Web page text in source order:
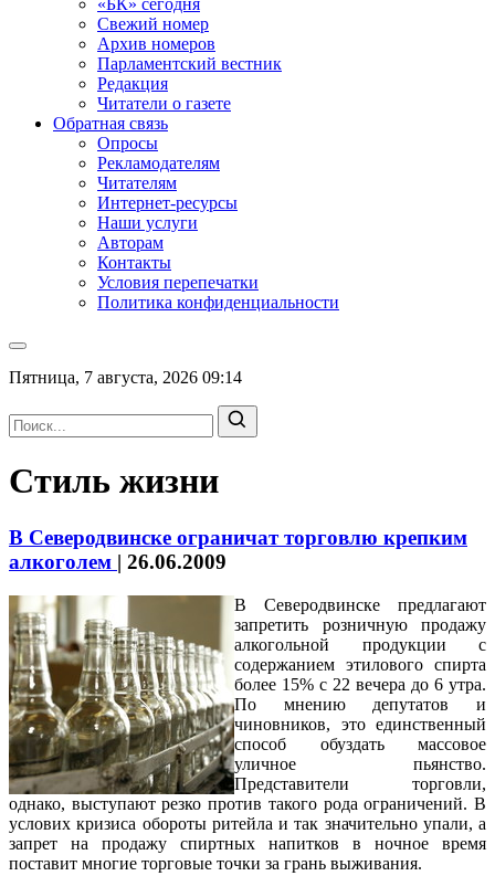
«БК» сегодня
Свежий номер
Архив номеров
Парламентский вестник
Редакция
Читатели о газете
Обратная связь
Опросы
Рекламодателям
Читателям
Интернет-ресурсы
Наши услуги
Авторам
Контакты
Условия перепечатки
Политика конфиденциальности
Пятница, 7 августа, 2026 09:14
Стиль жизни
В Северодвинске ограничат торговлю крепким
алкоголем | 26.06.2009
В Северодвинске предлагают
запретить розничную продажу
алкогольной продукции с
содержанием этилового спирта
более 15% с 22 вечера до 6 утра.
По мнению депутатов и
чиновников, это единственный
способ обуздать массовое
уличное пьянство.
Представители торговли,
однако, выступают резко против такого рода ограничений. В
услових кризиса обороты ритейла и так значительно упали, а
запрет на продажу спиртных напитков в ночное время
поставит многие торговые точки за грань выживания.